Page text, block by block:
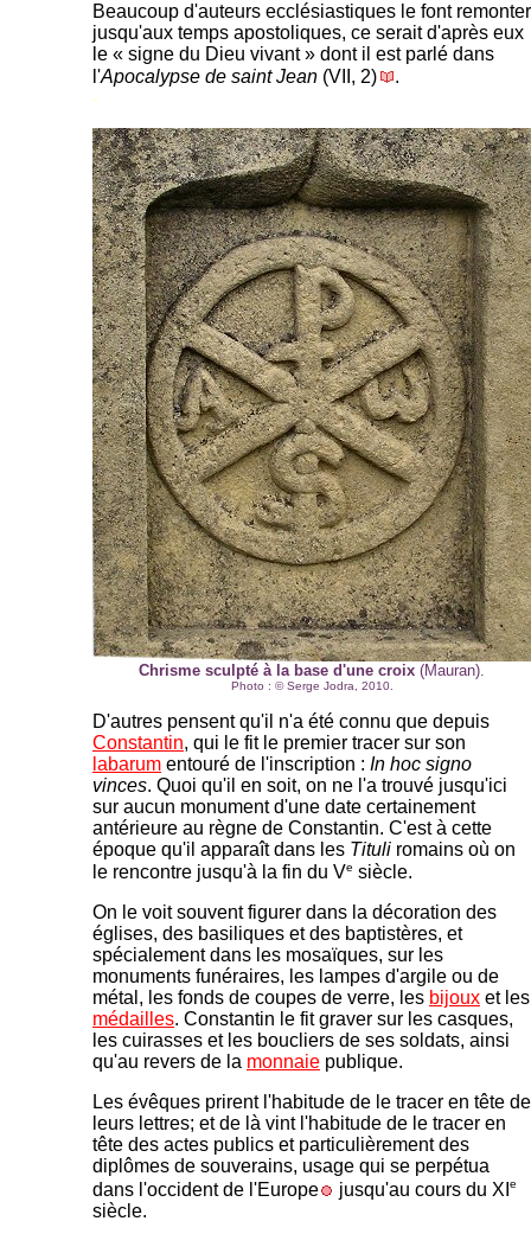
Beaucoup d'auteurs ecclésiastiques le font remonter
jusqu'aux temps apostoliques, ce serait d'après eux
le « signe du Dieu vivant » dont il est parlé dans
l'Apocalypse de saint Jean (VII, 2)
.
-
Chrisme sculpté à la base d'une croix (Mauran).
Photo : ©Serge Jodra , 2010.
D'autres pensent qu'il n'a été connu que depuis
Constantin, qui le fit le premier tracer sur son
labarum entouré de l'inscription : In hoc signo
vinces. Quoi qu'il en soit, on ne l'a trouvé jusqu'ici
sur aucun monument d'une date certainement
antérieure au règne de Constantin. C'est à cette
époque qu'il apparaît dans les Tituli romains où on
le rencontre jusqu'à la fin du Ve siècle.
On le voit souvent figurer dans la décoration des
églises, des basiliques et des baptistères, et
spécialement dans les mosaïques, sur les
monuments funéraires, les lampes d'argile ou de
métal, les fonds de coupes de verre, les bijoux et les
médailles. Constantin le fit graver sur les casques,
les cuirasses et les boucliers de ses soldats, ainsi
qu'au revers de la monnaie publique.
Les évêques prirent l'habitude de le tracer en tête de
leurs lettres; et de là vint l'habitude de le tracer en
tête des actes publics et particulièrement des
diplômes de souverains, usage qui se perpétua
dans l'occident de l'Europe
jusqu'au cours du XI e
siècle.